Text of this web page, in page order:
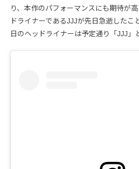
り、本作のパフォーマンスにも期待が
ドライナーであるJJJが先日急逝したこ
日のヘッドライナーは予定通り「JJJ」